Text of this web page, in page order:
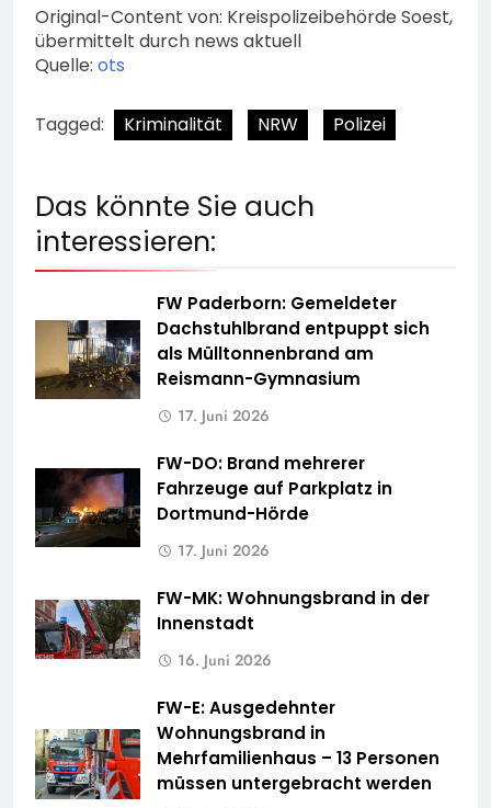
Original-Content von: Kreispolizeibehörde Soest,
übermittelt durch news aktuell
Quelle: ots
Tagged: Kriminalität NRW Polizei
Das könnte Sie auch
interessieren:
FW Paderborn: Gemeldeter
Dachstuhlbrand entpuppt sich
als Mülltonnenbrand am
Reismann-Gymnasium
17. Juni 2026
FW-DO: Brand mehrerer
Fahrzeuge auf Parkplatz in
Dortmund-Hörde
17. Juni 2026
FW-MK: Wohnungsbrand in der
Innenstadt
16. Juni 2026
FW-E: Ausgedehnter
Wohnungsbrand in
Mehrfamilienhaus – 13 Personen
müssen untergebracht werden